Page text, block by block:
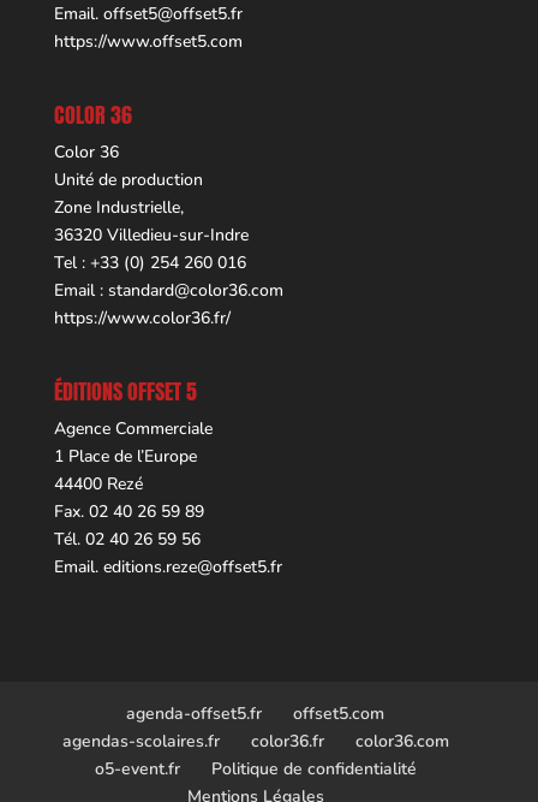
Email. offset5@offset5.fr
https://www.offset5.com
COLOR 36
Color 36
Unité de production
Zone Industrielle,
36320 Villedieu-sur-Indre
Tel : +33 (0) 254 260 016
Email : standard@color36.com
https://www.color36.fr/
ÉDITIONS OFFSET 5
Agence Commerciale
1 Place de l’Europe
44400 Rezé
Fax. 02 40 26 59 89
Tél. 02 40 26 59 56
Email. editions.reze@offset5.fr
agenda-offset5.fr
offset5.com
agendas-scolaires.fr
color36.fr
color36.com
o5-event.fr
Politique de confidentialité
Mentions Légales